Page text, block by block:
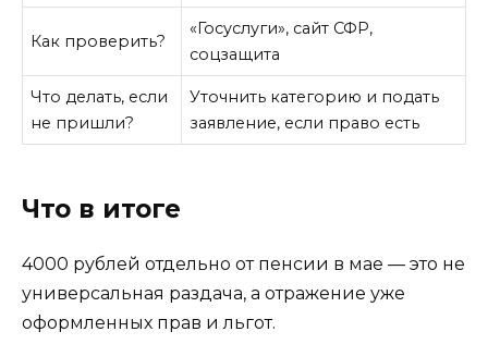
Как проверить?
«Госуслуги», сайт СФР,
соцзащита
Что делать, если
не пришли?
Уточнить категорию и подать
заявление, если право есть
Что в итоге
4000 рублей отдельно от пенсии в мае — это не
универсальная раздача, а отражение уже
оформленных прав и льгот.